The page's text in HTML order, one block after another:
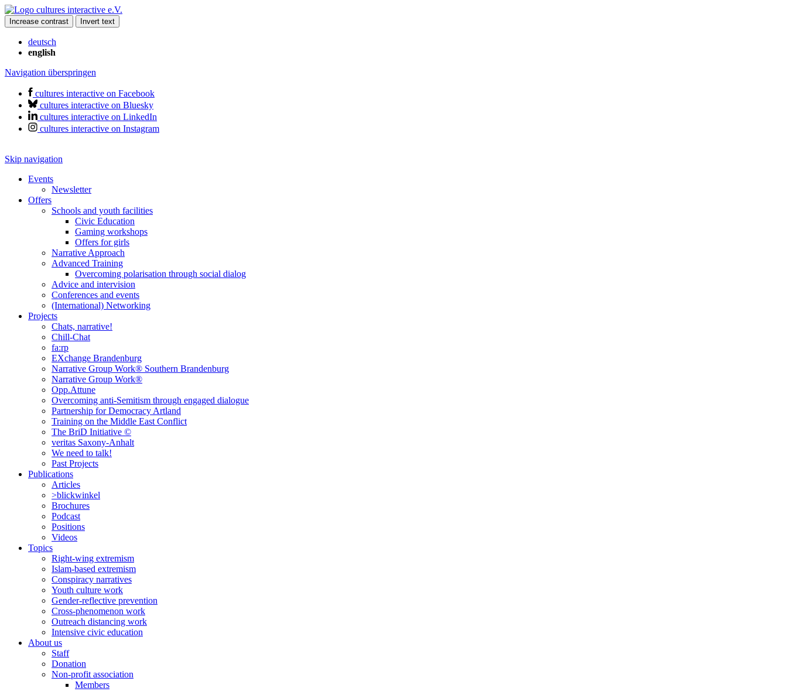
Increase contrast Invert text
deutsch
english
Navigation überspringen
cultures interactive on Facebook
cultures interactive on Bluesky
cultures interactive on LinkedIn
cultures interactive on Instagram
Skip navigation
Events
Newsletter
Offers
Schools and youth facilities
Civic Education
Gaming workshops
Offers for girls
Narrative Approach
Advanced Training
Overcoming polarisation through social dialog
Advice and intervision
Conferences and events
(International) Networking
Projects
Chats, narrative!
Chill-Chat
fa:rp
EXchange Brandenburg
Narrative Group Work® Southern Brandenburg
Narrative Group Work®
Opp.Attune
Overcoming anti-Semitism through engaged dialogue
Partnership for Democracy Artland
Training on the Middle East Conflict
The BriD Initiative ©
veritas Saxony-Anhalt
We need to talk!
Past Projects
Publications
Articles
>blickwinkel
Brochures
Podcast
Positions
Videos
Topics
Right-wing extremism
Islam-based extremism
Conspiracy narratives
Youth culture work
Gender-reflective prevention
Cross-phenomenon work
Outreach distancing work
Intensive civic education
About us
Staff
Donation
Non-profit association
Members